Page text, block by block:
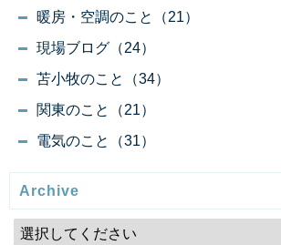
暖房・空調のこと（21）
現場ブログ（24）
苫小牧のこと（34）
関東のこと（21）
電気のこと（31）
Archive